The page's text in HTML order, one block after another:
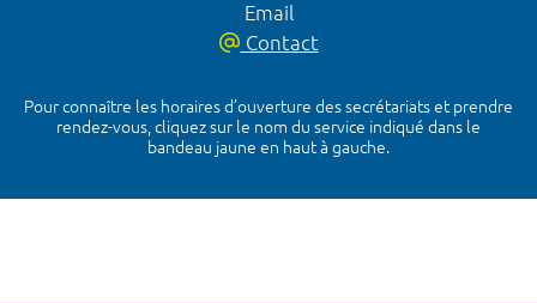
Email
Contact
Pour connaître les horaires d’ouverture des secrétariats et prendre
rendez-vous, cliquez sur le nom du service indiqué dans le
bandeau jaune en haut à gauche.